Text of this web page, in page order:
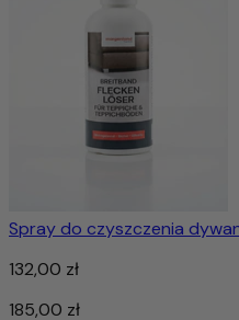
Spray do czyszczenia
132,00 zł
185,00 zł